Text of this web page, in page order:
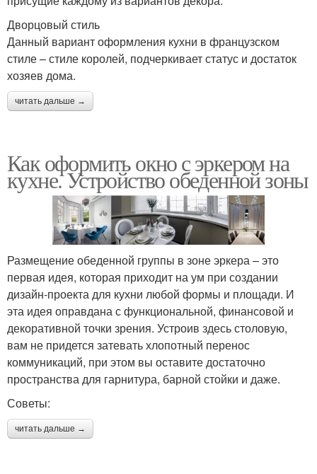
Дворцовый стиль
Данный вариант оформления кухни в французском
стиле – стиле королей, подчеркивает статус и достаток
хозяев дома.
читать дальше →
Как оформить окно с эркером на
кухне. Устройство обеденной зоны
Размещение обеденной группы в зоне эркера – это
первая идея, которая приходит на ум при создании
дизайн-проекта для кухни любой формы и площади. И
эта идея оправдана с функциональной, финансовой и
декоративной точки зрения. Устроив здесь столовую,
вам не придется затевать хлопотный перенос
коммуникаций, при этом вы оставите достаточно
пространства для гарнитура, барной стойки и даже.
Советы:
читать дальше →